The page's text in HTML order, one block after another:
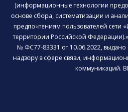
(информационные технологии
основе сбора, систематизации и
предпочтениям пользователей сети
территории Российской
№ ФС77-83331 от 10.06.2022,
надзору в сфере связи,
коммуникаций.